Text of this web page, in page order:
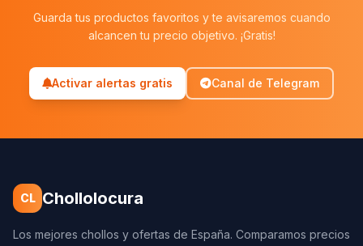
Guarda tus productos favoritos y te avisaremos cuando
alcancen tu precio objetivo. ¡Gratis!
Activar alertas gratis Canal de Telegram
CL Chollolocura
Los mejores chollos y ofertas de España. Comparamos precios